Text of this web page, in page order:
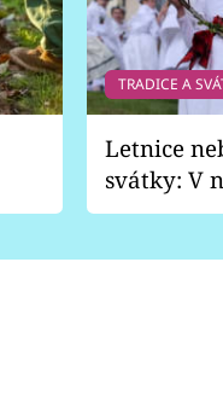
TRADICE A
Letnice
svátky: V
pondělí